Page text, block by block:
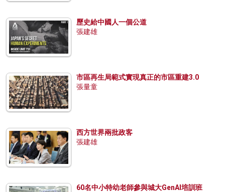
歷史給中國人一個公道
張建雄
市區再生局範式實現真正的市區重建3.0
張量童
西方世界兩批政客
張建雄
60名中小特幼老師參與城大GenAI培訓班